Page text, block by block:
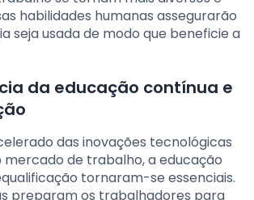
habilidades humanas assegurarão
seja usada de modo que beneficie a
da educação contínua e
das inovações tecnológicas
mercado de trabalho, a educação
tornaram-se essenciais.
preparam os trabalhadores para